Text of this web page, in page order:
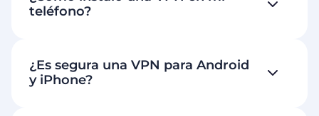
teléfono?
¿Es segura una VPN para Android
y iPhone?